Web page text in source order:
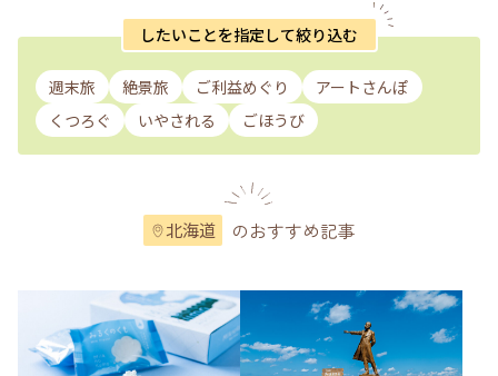
したいことを指定して絞り込む
週末旅 絶景旅 ご利益めぐり
アートさんぽ
くつろぐ
いやされる ごほうび
北海道 のおすすめ記事